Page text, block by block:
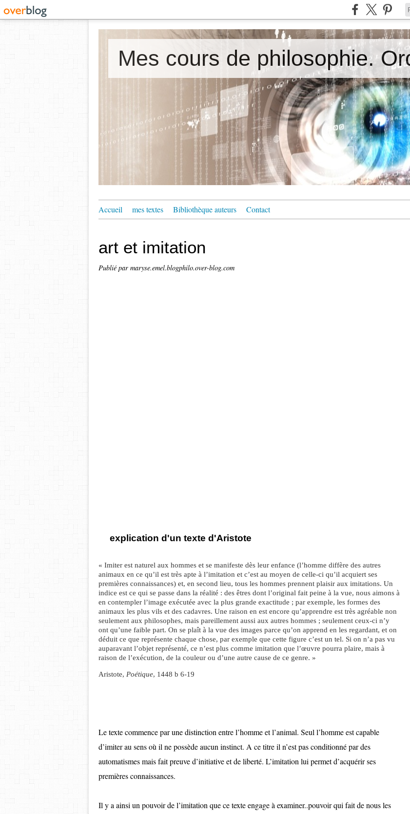
Accueil mes textes Bibliothèque auteurs Contact
art et imitation
Publié par maryse.emel.blogphilo.over-blog.com
explication d'un texte d'Aristote
« Imiter est naturel aux hommes et se manifeste dès leur enfance (l’homme diffère des autres
animaux en ce qu’il est très apte à l’imitation et c’est au moyen de celle-ci qu’il acquiert ses
premières connaissances) et, en second lieu, tous les hommes prennent plaisir aux imitations. Un
indice est ce qui se passe dans la réalité : des êtres dont l’original fait peine à la vue, nous aimons à
en contempler l’image exécutée avec la plus grande exactitude ; par exemple, les formes des
animaux les plus vils et des cadavres. Une raison en est encore qu’apprendre est très agréable non
seulement aux philosophes, mais pareillement aussi aux autres hommes ; seulement ceux-ci n’y
ont qu’une faible part. On se plaît à la vue des images parce qu’on apprend en les regardant, et on
déduit ce que représente chaque chose, par exemple que cette figure c’est un tel. Si on n’a pas vu
auparavant l’objet représenté, ce n’est plus comme imitation que l’œuvre pourra plaire, mais à
raison de l’exécution, de la couleur ou d’une autre cause de ce genre. »
Aristote, Poétique, 1448 b 6-19
Le texte commence par une distinction entre l’homme et l’animal. Seul l’homme est capable
d’imiter au sens où il ne possède aucun instinct. A ce titre il n’est pas conditionné par des
automatismes mais fait preuve d’initiative et de liberté. L’imitation lui permet d’acquérir ses
premières connaissances.
Il y a ainsi un pouvoir de l’imitation que ce texte engage à examiner..pouvoir qui fait de nous les